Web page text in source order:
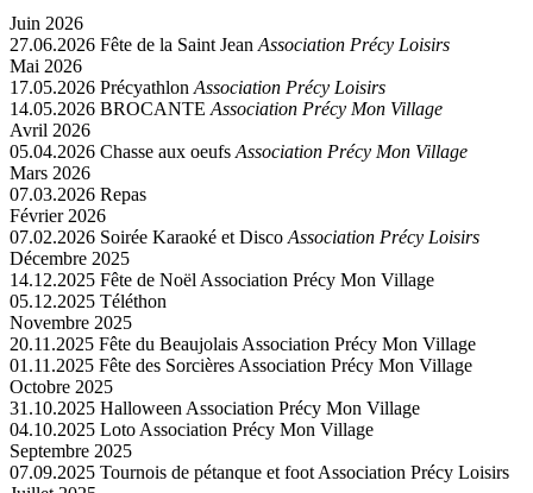
Juin 2026
27.06.2026 Fête de la Saint Jean Association Précy Loisirs
Mai 2026
17.05.2026 Précyathlon Association Précy Loisirs
14.05.2026 BROCANTE Association Précy Mon Village
Avril 2026
05.04.2026 Chasse aux oeufs Association Précy Mon Village
Mars 2026
07.03.2026 Repas
Février 2026
07.02.2026 Soirée Karaoké et Disco Association Précy Loisirs
Décembre 2025
14.12.2025 Fête de NoëlAssociation Précy Mon Village
05.12.2025 Téléthon
Novembre 2025
20.11.2025 Fête du BeaujolaisAssociation Précy Mon Village
01.11.2025 Fête des SorcièresAssociation Précy Mon Village
Octobre 2025
31.10.2025 HalloweenAssociation Précy Mon Village
04.10.2025 LotoAssociation Précy Mon Village
Septembre 2025
07.09.2025 Tournois de pétanque et footAssociation Précy Loisirs